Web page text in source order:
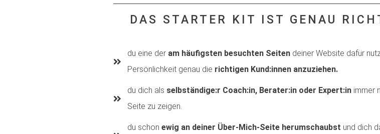
DAS STARTER KIT IST GENAU
du eine der am häufigsten besuchten Seitendeiner Website dafür
Persönlichkeit genau die richtigen Kund:innen anzuziehen.
du dich als selbständige:r Coach:in, Berater:in oder Expert:inimmer
Seite zu zeigen.
du schon ewig an deiner Über-Mich-Seite herumschaubst und dich